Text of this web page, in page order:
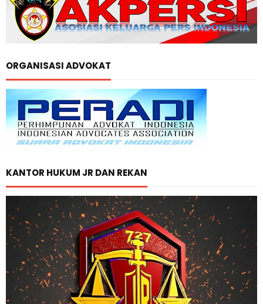
ORGANISASI ADVOKAT
KANTOR HUKUM JR DAN REKAN